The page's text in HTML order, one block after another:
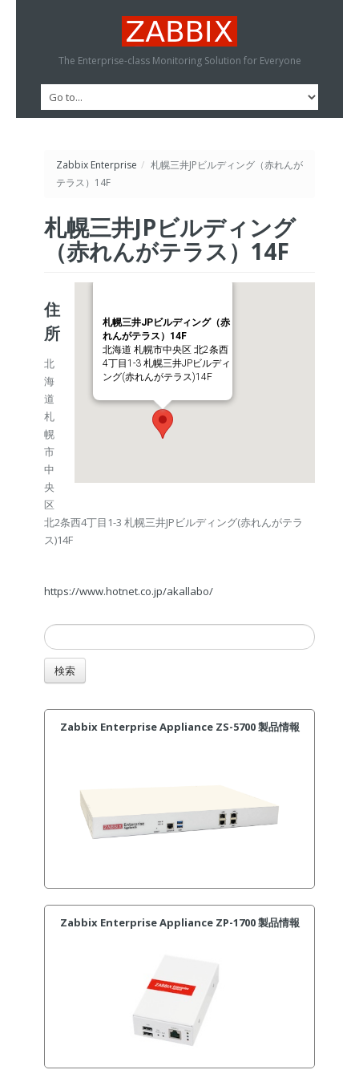
The Enterprise-class Monitoring Solution for Everyone
Zabbix Enterprise / 札幌三井JPビルディング（赤れんが
テラス）14F
札幌三井JPビルディング
（赤れんがテラス）14F
札幌三井JPビルディング（赤
れんがテラス）14F
北海道 札幌市中央区 北2条西
4丁目1-3 札幌三井JPビルディ
ング(赤れんがテラス)14F
住
所
北
海
道
札
幌
市
中
央
区
北2条西4丁目1-3 札幌三井JPビルディング(赤れんがテラ
ス)14F
https://www.hotnet.co.jp/akallabo/
Zabbix Enterprise Appliance ZS-5700 製品情報
Zabbix Enterprise Appliance ZP-1700 製品情報